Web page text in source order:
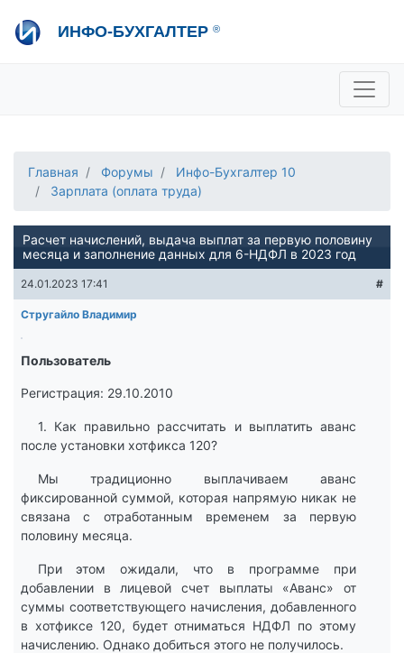
ИНФО-БУХГАЛТЕР ®
Отдел продаж
Консультации
Главная Форумы
Инфо-Бухгалтер 10
Зарплата (оплата труда)
Расчет начислений, выдача выплат за первую половину
месяца и заполнение данных для 6-НДФЛ в 2023 год
24.01.2023 17:41 #
Стругайло Владимир
Пользователь
Регистрация: 29.10.2010
1. Как правильно рассчитать и выплатить аванс
после установки хотфикса 120?
Мы традиционно выплачиваем аванс
фиксированной суммой, которая напрямую никак не
связана с отработанным временем за первую
половину месяца.
При этом ожидали, что в программе при
добавлении в лицевой счет выплаты «Аванс» от
суммы соответствующего начисления, добавленного
в хотфиксе 120, будет отниматься НДФЛ по этому
начислению. Однако добиться этого не получилось.